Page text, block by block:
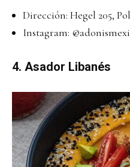
Dirección: Hegel 205,
Instagram:
4. Asador Libanés